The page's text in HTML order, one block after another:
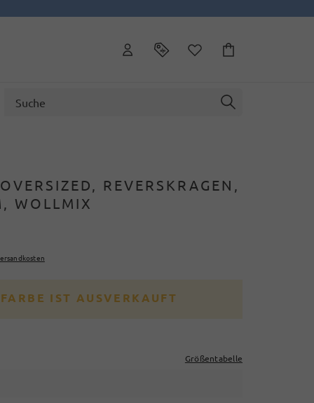
REVERSKRAGEN,
WOLLMIX
IST AUSVERKAUFT
Größentabelle